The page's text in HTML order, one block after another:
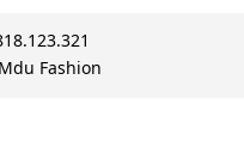
Fashion